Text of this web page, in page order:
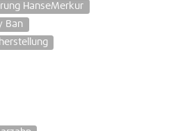
HanseMerkur
Ban